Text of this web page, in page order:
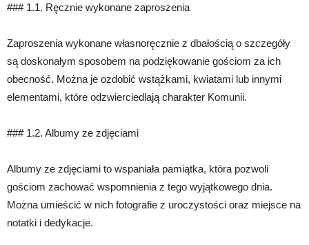
### 1.1. Ręcznie wykonane zaproszenia
Zaproszenia wykonane własnoręcznie z dbałością o szczegóły
są doskonałym sposobem na podziękowanie gościom za ich
obecność. Można je ozdobić wstążkami, kwiatami lub innymi
elementami, które odzwierciedlają charakter Komunii.
### 1.2. Albumy ze zdjęciami
Albumy ze zdjęciami to wspaniała pamiątka, która pozwoli
gościom zachować wspomnienia z tego wyjątkowego dnia.
Można umieścić w nich fotografie z uroczystości oraz miejsce na
notatki i dedykacje.